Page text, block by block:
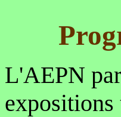
L'AEPN